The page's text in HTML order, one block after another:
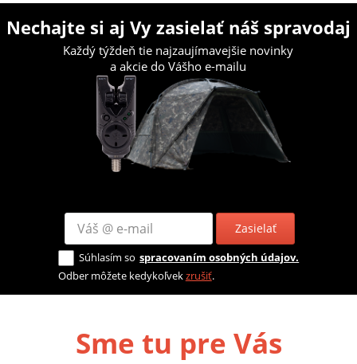
Nechajte si aj Vy zasielať náš spravodaj
Každý týždeň tie najzaujímavejšie novinky
a akcie do Vášho e-mailu
Zasielať
Súhlasím so spracovaním osobných údajov.
Odber môžete kedykoľvekzrušiť.
Sme tu pre Vás